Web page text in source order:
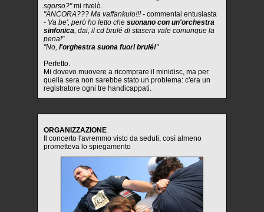
sgorso?"mi rivelò.
"ANCORA??? Ma vaffankulo!!! - commentai entusiasta
- Va be', però ho letto che suonano con un'orchestra
sinfonica, dai, il cd brulé di stasera vale comunque la
pena!"
"No, l'orghestra suona fuori brulé!"
Perfetto.
Mi dovevo muovere a ricomprare il minidisc, ma per
quella sera non sarebbe stato un problema: c'era un
registratore ogni tre handicappati.
ORGANIZZAZIONE
Il concerto l'avremmo visto da seduti, così almeno
prometteva lo spiegamento